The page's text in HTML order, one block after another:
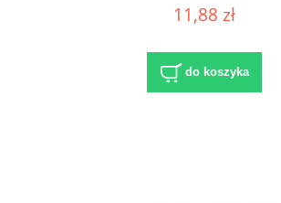
11,88 zł
do koszyka